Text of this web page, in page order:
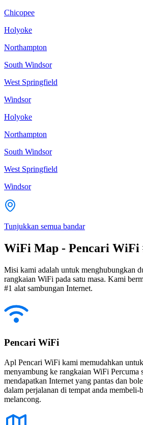
Chicopee
Holyoke
Northampton
South Windsor
West Springfield
Windsor
Holyoke
Northampton
South Windsor
West Springfield
Windsor
Tunjukkan semua bandar
WiFi Map - Pencari WiFi
Misi kami adalah untuk menghubungkan
rangkaian WiFi pada satu masa. Kami
#1 alat sambungan Internet.
Pencari WiFi
Apl Pencari WiFi kami memudahkan
menyambung ke rangkaian WiFi Percuma
mendapatkan Internet yang pantas dan
dalam perjalanan di tempat anda membeli-
melancong.